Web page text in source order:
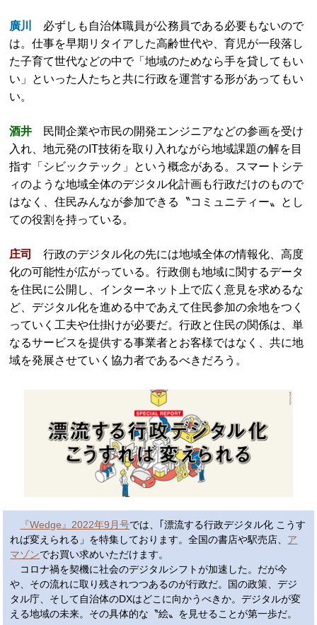
廣川
必ずしも自治体職員が公務員である必要もないので
は。仕事を早期リタイアした高齢世代や、育児が一段落し
た子育て世代などの中で「地域のためなら手を貸してもい
い」といった人たちと共に行政を運営する形があってもい
い。
酒井 民間企業や市民の開発エンジニアなどの参画を受け
入れ、地元発のIT技術を取り入れながら地域課題の解を目
指す「シビックテック」という概念がある。スマートシテ
ィのような地域全体のデジタル化計画も行政だけのもので
はなく、住民みんなが参加できる〝コミュニティー〟とし
ての役割を持っている。
庄司
行政のデジタル化の先には地域全体の情報化、高度
化の可能性が広がっている。行政側も地域に関するデータ
を住民に公開し、インターネット上で広く意見を求めるな
ど、デジタル化を進める中であえて住民参加の余地をつく
っていく工夫や仕掛けが必要だ。行政と住民の関係は、単
なるサービスを提供する事業者とお客様ではなく、共に地
域を発展させていく協力者であるべきだろう。
『Wedge』2022年9月号では、｢漂流する行政デジタル化 こうす
れば変えられる」を特集しております。全国の書店や駅売店、 ア
マゾンでお買い求めいただけます。
コロナ禍を契機に社会のデジタルシフトが加速した。だが今
や、その流れに取り残されつつあるのが行政だ。国の政策、デジ
タル庁、そして自治体のDXはどこに向かうべきか。デジタルが変
える地域の未来。その具体的な〝絵〟を見せることが第一歩だ。